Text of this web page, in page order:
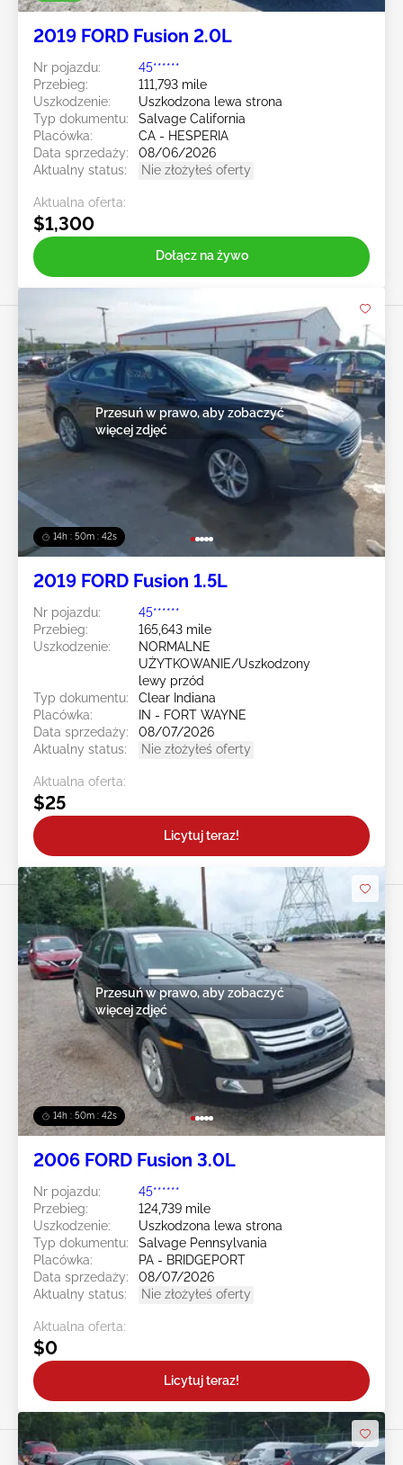
2019 FORD Fusion 2.0L
Nr pojazdu:
45******
Przebieg:
111,793 mile
Uszkodzenie:
Uszkodzona lewa strona
Typ dokumentu:
Salvage California
Placówka:
CA - HESPERIA
Data sprzedaży:
08/06/2026
Aktualny status:
Nie złożyłeś oferty
Aktualna oferta:
$1,300
Dołącz na żywo
14h : 50m : 39s
Przesuń w prawo, aby zobaczyć
więcej zdjęć
2019 FORD Fusion 1.5L
Nr pojazdu:
45******
Przebieg:
165,643 mile
Uszkodzenie:
NORMALNE
UŻYTKOWANIE/Uszkodzony
lewy przód
Typ dokumentu:
Clear Indiana
Placówka:
IN - FORT WAYNE
Data sprzedaży:
08/07/2026
Aktualny status:
Nie złożyłeś oferty
Aktualna oferta:
$25
Licytuj teraz!
14h : 50m : 39s
Przesuń w prawo, aby zobaczyć
więcej zdjęć
2006 FORD Fusion 3.0L
Nr pojazdu:
45******
Przebieg:
124,739 mile
Uszkodzenie:
Uszkodzona lewa strona
Typ dokumentu:
Salvage Pennsylvania
Placówka:
PA - BRIDGEPORT
Data sprzedaży:
08/07/2026
Aktualny status:
Nie złożyłeś oferty
Aktualna oferta:
$0
Licytuj teraz!